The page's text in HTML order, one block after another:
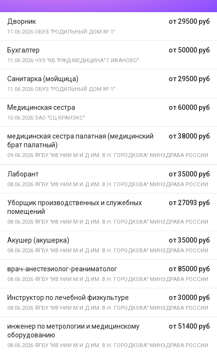
от 29500 руб
Дворник
11.06.2026 ОБУЗ "РОДИЛЬНЫЙ ДОМ № 1"
от 50000 руб
Бухгалтер
11.06.2026 ЧУЗ "КБ "РЖД-МЕДИЦИНА" Г.ИВАНОВО"
от 29500 руб
Санитарка (мойщица)
11.06.2026 ОБУЗ "РОДИЛЬНЫЙ ДОМ № 1"
от 60000 руб
Медицинская сестра
10.06.2026 ЗАО "СЦ КРАНЭКС"
от 38000 руб
медицинская сестра палатная (медицинский
брат палатный)
09.06.2026 ФГБУ "ИВ НИИ М И Д ИМ. В.Н. ГОРОДКОВА" МИНЗДРАВА РОССИИ
от 35000 руб
Лаборант
08.06.2026 ФГБУ "ИВ НИИ М И Д ИМ. В.Н. ГОРОДКОВА" МИНЗДРАВА РОССИИ
от 27093 руб
Уборщик производственных и служебных
помещений
08.06.2026 ФГБУ "ИВ НИИ М И Д ИМ. В.Н. ГОРОДКОВА" МИНЗДРАВА РОССИИ
от 35000 руб
Акушер (акушерка)
08.06.2026 ФГБУ "ИВ НИИ М И Д ИМ. В.Н. ГОРОДКОВА" МИНЗДРАВА РОССИИ
от 85000 руб
врач-анестезиолог-реаниматолог
08.06.2026 ФГБУ "ИВ НИИ М И Д ИМ. В.Н. ГОРОДКОВА" МИНЗДРАВА РОССИИ
от 30000 руб
Инструктор по лечебной физкультуре
08.06.2026 ФГБУ "ИВ НИИ М И Д ИМ. В.Н. ГОРОДКОВА" МИНЗДРАВА РОССИИ
от 51400 руб
инженер по метрологии и медицинскому
оборудованию
08.06.2026 ФГБУ "ИВ НИИ М И Д ИМ. В.Н. ГОРОДКОВА" МИНЗДРАВА РОССИИ